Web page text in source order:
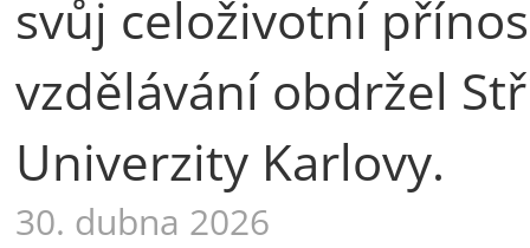
svůj celoživotní
vzdělávání obdržel
Univerzity Karlovy.
30. dubna 2026